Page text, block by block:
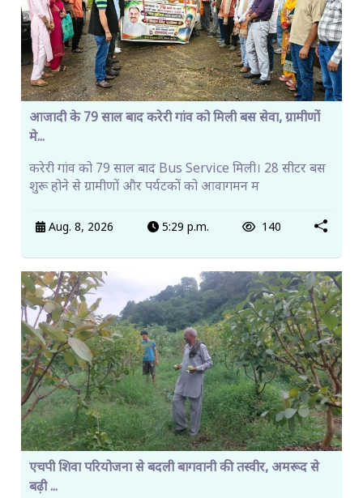
आजादी के 79 साल बाद करेरी गांव को मिली बस सेवा, ग्रामीणों
मे...
करेरी गांव को 79 साल बाद Bus Service मिली। 28 सीटर बस
शुरू होने से ग्रामीणों और पर्यटकों को आवागमन म
Aug. 8, 2026 5:29 p.m. 140
एचपी शिवा परियोजना से बदली बागवानी की तस्वीर, अमरूद से
बढ़ी ...